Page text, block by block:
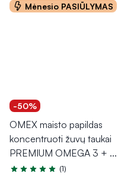
Mėnesio PASIŪLYMAS
-50%
OMEX maisto papildas
koncentruoti žuvų taukai
PREMIUM OMEGA 3 + ...
Įvertinimas 5.0 iš 5
(1)